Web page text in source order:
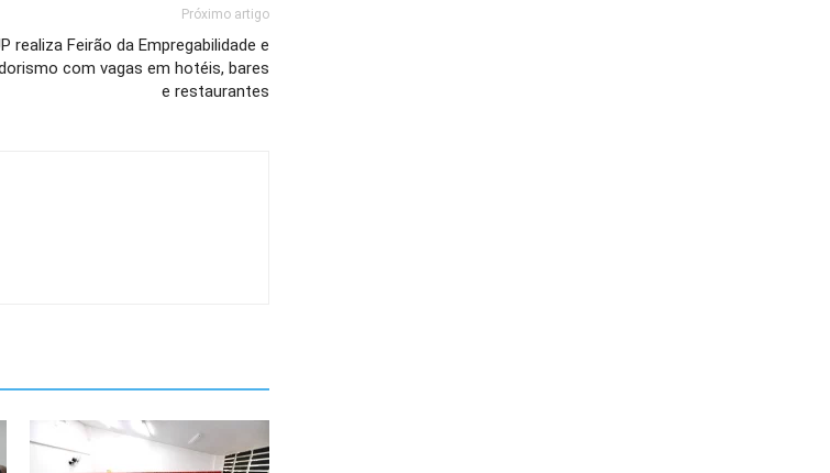
Próximo artigo
realiza Feirão da Empregabilidade e
com vagas em hotéis, bares
e restaurantes